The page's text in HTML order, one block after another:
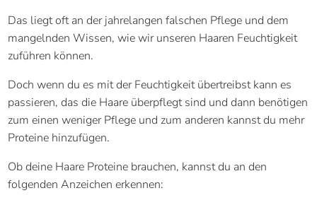
Das liegt oft an der jahrelangen falschen Pflege und dem
mangelnden Wissen, wie wir unseren Haaren Feuchtigkeit
zuführen können.
Doch wenn du es mit der Feuchtigkeit übertreibst kann es
passieren, das die Haare überpflegt sind und dann benötigen
zum einen weniger Pflege und zum anderen kannst du mehr
Proteine hinzufügen.
Ob deine Haare Proteine brauchen, kannst du an den
folgenden Anzeichen erkennen: